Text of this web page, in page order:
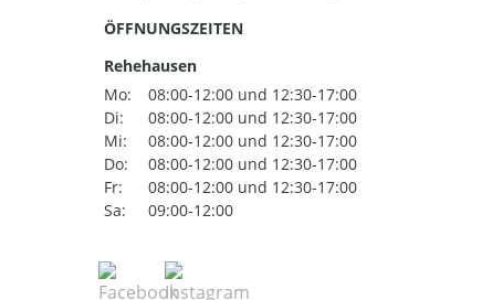
ÖFFNUNGSZEITEN
Rehehausen
Mo:
08:00-12:00 und 12:30-17:00
Di:
08:00-12:00 und 12:30-17:00
Mi:
08:00-12:00 und 12:30-17:00
Do:
08:00-12:00 und 12:30-17:00
Fr:
08:00-12:00 und 12:30-17:00
Sa:
09:00-12:00